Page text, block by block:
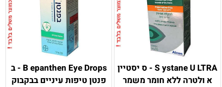
S ystane U LTRA - ס יסטיין
א ולטרה ללא חומר משמר
B epanthen Eye Drops - ב
פנטן טיפות עיניים בבקבוק